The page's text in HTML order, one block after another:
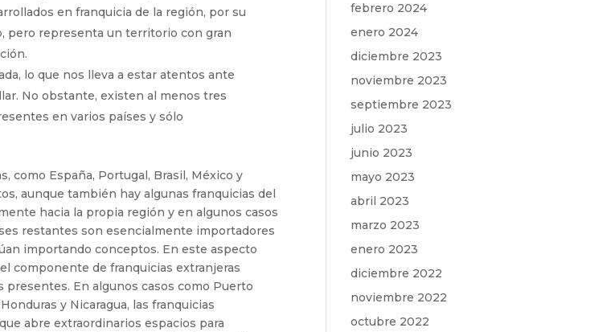
en franquicia de la región, por su
pero representa un territorio con gran
lo que nos lleva a estar atentos ante
No obstante, existen al menos tres
en varios países y sólo
como España, Portugal, Brasil, México y
aunque también hay algunas franquicias del
hacia la propia región y en algunos casos
restantes son esencialmente importadores
importando conceptos. En este aspecto
componente de franquicias extranjeras
presentes. En algunos casos como Puerto
y Nicaragua, las franquicias
abre extraordinarios espacios para
febrero 2024
enero 2024
diciembre 2023
noviembre 2023
septiembre 2023
julio 2023
junio 2023
mayo 2023
abril 2023
marzo 2023
enero 2023
diciembre 2022
noviembre 2022
octubre 2022